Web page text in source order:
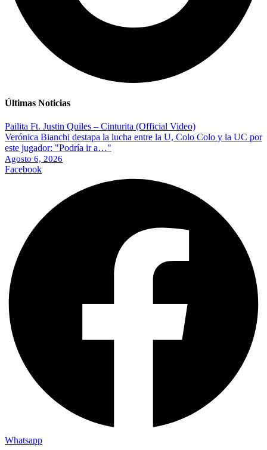
Últimas Noticias
Pailita Ft. Justin Quiles – Cinturita (Official Video)
Verónica Bianchi destapa la lucha entre la U, Colo Colo y la UC por
este jugador: "Podría ir a…"
Agosto 6, 2026
Facebook
Whatsapp